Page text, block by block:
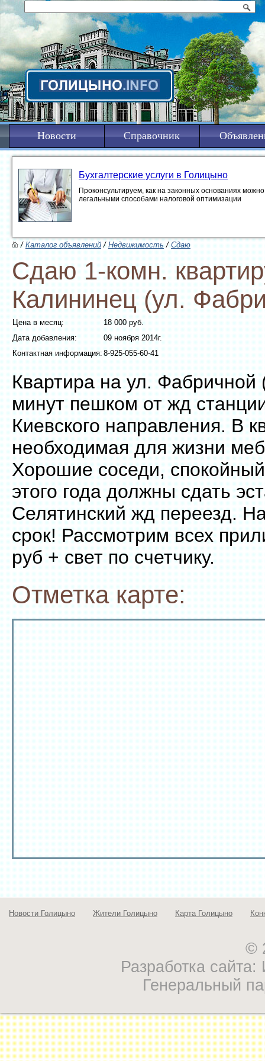
Новости Справочник
Бухгалтерские услуги в Голицыно
Проконсультируем, как на законных основаниях
легальными способами налоговой оптимизации
/Каталог объявлений/Недвижимость/Сдаю
Сдаю 1-комн.
Калининец (ул.
Цена в месяц:
18 000 руб.
Дата добавления:
09 ноября 2014г.
Контактная информация:8-925-055-60-41
Квартира на ул.
минут пешком от жд
Киевского направления. В
необходимая для жизни
Хорошие соседи,
этого года должны сдать
Селятинский жд переезд.
срок! Рассмотрим всех
руб + свет по счетчику.
Отметка карте:
Новости Голицыно Жители Голицыно Карта Голицыно
©
Разработка
Генеральный